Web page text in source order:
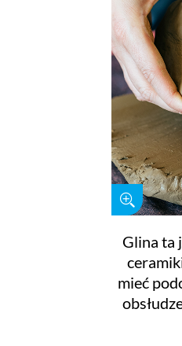
Glina ta
mieć